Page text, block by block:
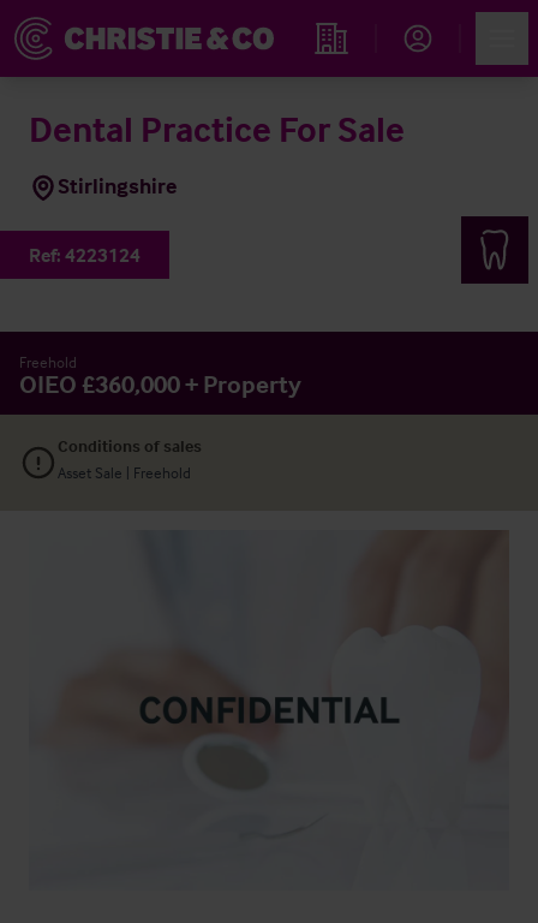
Immobiliensuche
Dental Practice For Sale
Stirlingshire
Ref: 4223124
Freehold
OIEO £360,000 + Property
Conditions of sales
Asset Sale | Freehold